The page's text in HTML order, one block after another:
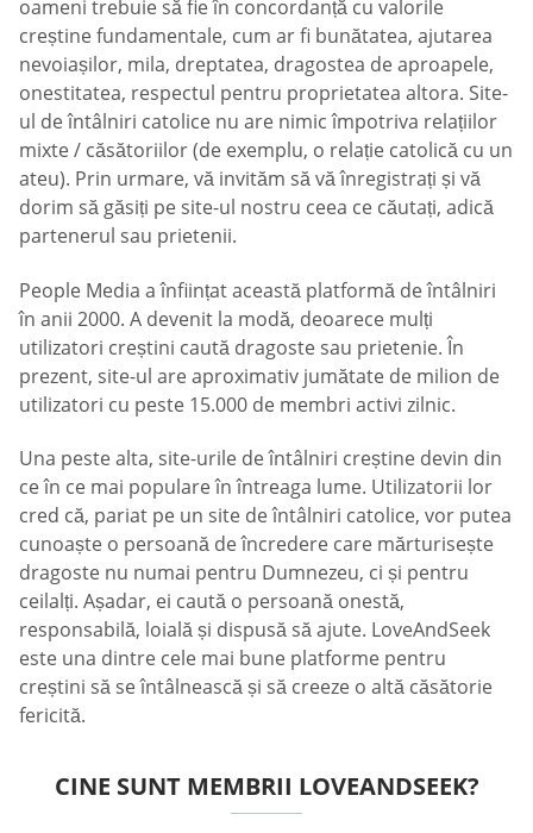
oameni trebuie să fie în concordanță cu valorile
creștine fundamentale, cum ar fi bunătatea, ajutarea
nevoiașilor, mila, dreptatea, dragostea de aproapele,
onestitatea, respectul pentru proprietatea altora. Site-
ul de întâlniri catolice nu are nimic împotriva relațiilor
mixte / căsătoriilor (de exemplu, o relație catolică cu un
ateu). Prin urmare, vă invităm să vă înregistrați și vă
dorim să găsiți pe site-ul nostru ceea ce căutați, adică
partenerul sau prietenii.
People Media a înființat această platformă de întâlniri
în anii 2000. A devenit la modă, deoarece mulți
utilizatori creștini caută dragoste sau prietenie. În
prezent, site-ul are aproximativ jumătate de milion de
utilizatori cu peste 15.000 de membri activi zilnic.
Una peste alta, site-urile de întâlniri creștine devin din
ce în ce mai populare în întreaga lume. Utilizatorii lor
cred că, pariat pe un site de întâlniri catolice, vor putea
cunoaște o persoană de încredere care mărturisește
dragoste nu numai pentru Dumnezeu, ci și pentru
ceilalți. Așadar, ei caută o persoană onestă,
responsabilă, loială și dispusă să ajute. LoveAndSeek
este una dintre cele mai bune platforme pentru
creștini să se întâlnească și să creeze o altă căsătorie
fericită.
CINE SUNT MEMBRII LOVEANDSEEK?